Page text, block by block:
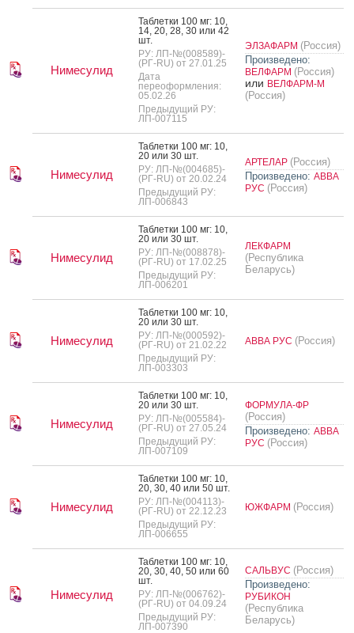
Нимесулид
Таб­летки 100 мг: 10,
14, 20, 28, 30 или 42
шт.
РУ: ЛП-№(008589)-
(РГ-RU) от 27.01.25
Дата
переоформления:
05.02.26
Предыдущий РУ:
ЛП-007115
ЭЛЗАФАРМ (Россия)
Произведено:
ВЕЛФАРМ (Россия)
или ВЕЛФАРМ-М
(Россия)
Нимесулид
Таб­летки 100 мг: 10,
20 или 30 шт.
РУ: ЛП-№(004685)-
(РГ-RU) от 20.02.24
Предыдущий РУ:
ЛП-006843
АРТЕЛАР (Россия)
Произведено: АВВА
РУС (Россия)
Нимесулид
Таб­летки 100 мг: 10,
20 или 30 шт.
РУ: ЛП-№(008878)-
(РГ-RU) от 17.02.25
Предыдущий РУ:
ЛП-006201
ЛЕКФАРМ
(Республика
Беларусь)
Нимесулид
Таб­летки 100 мг: 10,
20 или 30 шт.
РУ: ЛП-№(000592)-
(РГ-RU) от 21.02.22
Предыдущий РУ:
ЛП-003303
АВВА РУС (Россия)
Нимесулид
Таб­летки 100 мг: 10,
20 или 30 шт.
РУ: ЛП-№(005584)-
(РГ-RU) от 27.05.24
Предыдущий РУ:
ЛП-007109
ФОРМУЛА-ФР
(Россия)
Произведено: АВВА
РУС (Россия)
Нимесулид
Таб­летки 100 мг: 10,
20, 30, 40 или 50 шт.
РУ: ЛП-№(004113)-
(РГ-RU) от 22.12.23
Предыдущий РУ:
ЛП-006655
ЮЖФАРМ (Россия)
Нимесулид
Таб­летки 100 мг: 10,
20, 30, 40, 50 или 60
шт.
РУ: ЛП-№(006762)-
(РГ-RU) от 04.09.24
Предыдущий РУ:
ЛП-007390
САЛЬВУС (Россия)
Произведено:
РУБИКОН
(Республика
Беларусь)